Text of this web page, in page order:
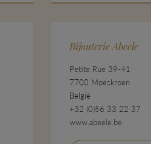
Bijouterie Abeele
Petite Rue 39-41
7700 Moeskroen
België
+32 (0)56 33 22 37
www.abeele.be